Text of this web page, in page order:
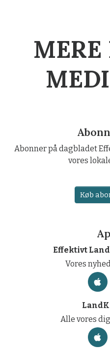
Abonner på dagbladet
vores
Køb
Effektivt
Vores
Alle vores